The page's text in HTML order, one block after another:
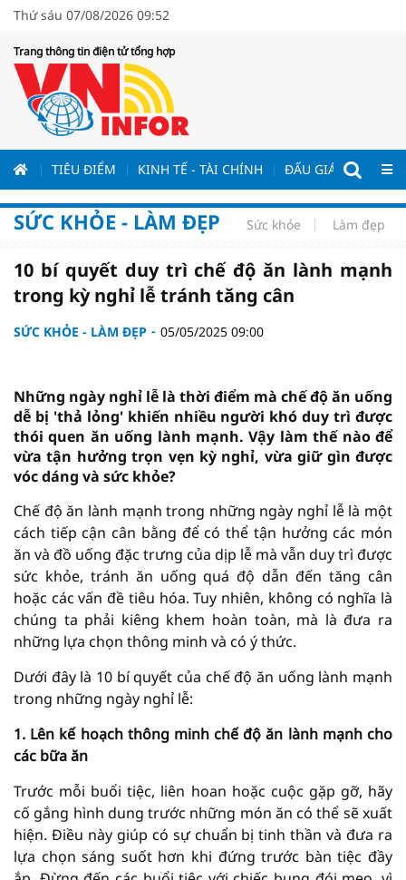
Thứ sáu 07/08/2026 09:52
Trang thông tin điện tử tổng hợp
TIÊU ĐIỂM KINH TẾ - TÀI CHÍNH ĐẤU GIÁ - ĐẤU
SỨC KHỎE - LÀM ĐẸP Sức khỏe Làm đẹp
10 bí quyết duy trì chế độ ăn lành mạnh
trong kỳ nghỉ lễ tránh tăng cân
SỨC KHỎE - LÀM ĐẸP 05/05/2025 09:00
Những ngày nghỉ lễ là thời điểm mà chế độ ăn uống
dễ bị 'thả lỏng' khiến nhiều người khó duy trì được
thói quen ăn uống lành mạnh. Vậy làm thế nào để
vừa tận hưởng trọn vẹn kỳ nghỉ, vừa giữ gìn được
vóc dáng và sức khỏe?
Chế độ ăn lành mạnh trong những ngày nghỉ lễ là một
cách tiếp cận cân bằng để có thể tận hưởng các món
ăn và đồ uống đặc trưng của dịp lễ mà vẫn duy trì được
sức khỏe, tránh ăn uống quá độ dẫn đến tăng cân
hoặc các vấn đề tiêu hóa. Tuy nhiên, không có nghĩa là
chúng ta phải kiêng khem hoàn toàn, mà là đưa ra
những lựa chọn thông minh và có ý thức.
Dưới đây là 10 bí quyết của chế độ ăn uống lành mạnh
trong những ngày nghỉ lễ:
1. Lên kế hoạch thông minh chế độ ăn lành mạnh cho
các bữa ăn
Trước mỗi buổi tiệc, liên hoan hoặc cuộc gặp gỡ, hãy
cố gắng hình dung trước những món ăn có thể sẽ xuất
hiện. Điều này giúp có sự chuẩn bị tinh thần và đưa ra
lựa chọn sáng suốt hơn khi đứng trước bàn tiệc đầy